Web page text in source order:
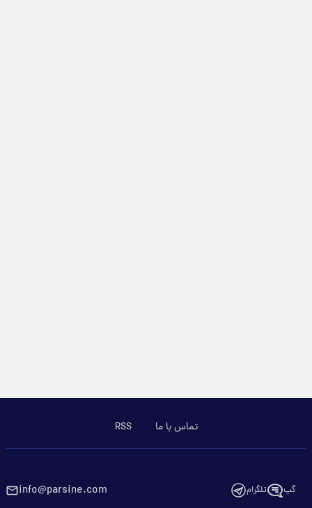
تماس با ما RSS
گپ تلگرام info@parsine.com